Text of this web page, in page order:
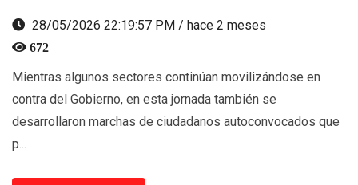
28/05/2026 22:19:57 PM / hace 2 meses
672
Mientras algunos sectores continúan movilizándose en
contra del Gobierno, en esta jornada también se
desarrollaron marchas de ciudadanos autoconvocados que
p...